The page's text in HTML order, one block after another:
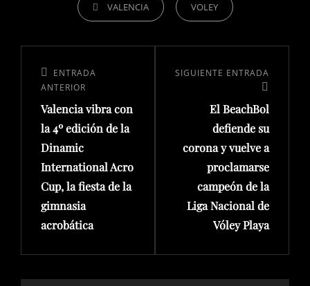
VALENCIA VOLEY
ENTRADA
ANTERIOR
Valencia vibra con
la 4º edición de la
Dinamic
International Acro
Cup, la fiesta de la
gimnasia
acrobática
SIGUIENTE ENTRADA
El BeachBol
defiende su
corona y vuelve a
proclamarse
campeón de la
Liga Nacional de
Vóley Playa